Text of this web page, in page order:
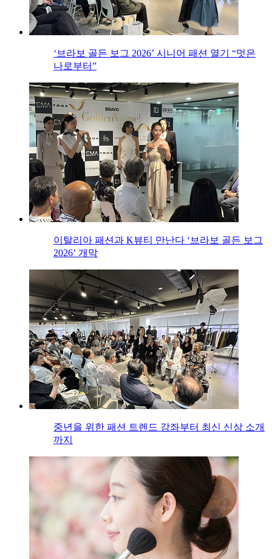
‘브라보 골든 보그 2026’ 시니어 패션 열기 “멋은
나로부터”
이탈리아 패션과 K뷰티 만난다 ‘브라보 골든 보그
2026’ 개막
중년을 위한 패션 트렌드 강좌부터 최신 신상 소개
까지